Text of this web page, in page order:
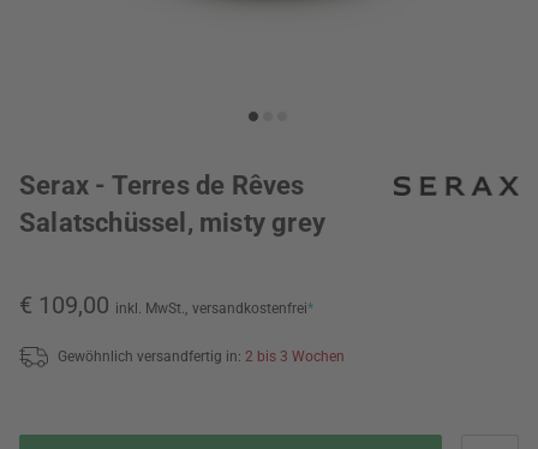
Serax - Terres de Rêves
Salatschüssel, misty grey
€ 109,00 inkl. MwSt., versandkostenfrei*
Gewöhnlich versandfertig in: 2 bis 3 Wochen